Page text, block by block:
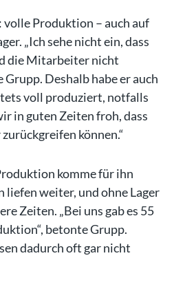
Produktion – auch auf
„Ich sehe nicht ein, dass
die Mitarbeiter nicht
Grupp. Deshalb habe er auch
voll produziert, notfalls
in guten Zeiten froh, dass
können.“
komme für ihn
liefen weiter, und ohne Lager
Zeiten. „Bei uns gab es 55
betonte Grupp.
dadurch oft gar nicht